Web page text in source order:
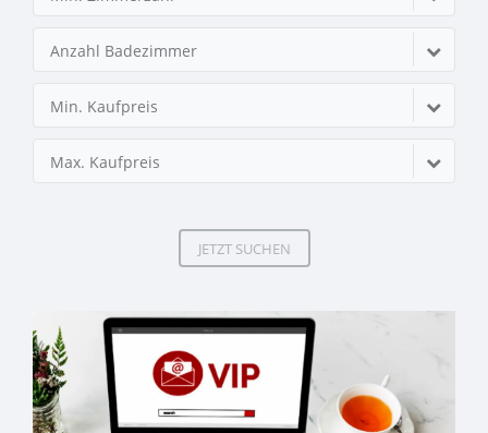
Anzahl Badezimmer
Min. Kaufpreis
Max. Kaufpreis
JETZT SUCHEN